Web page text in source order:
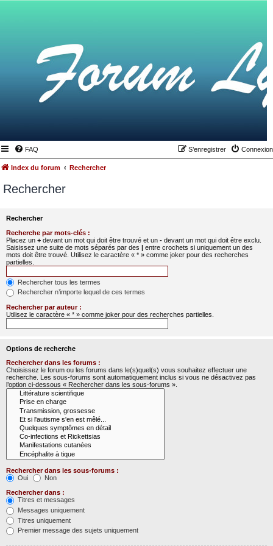
FAQ Connexion
S’enregistrer
Index du forum Rechercher
Rechercher
Rechercher
Recherche par mots-clés :
Placez un + devant un mot qui doit être trouvé et un - devant un mot qui doit être exclu.
Saisissez une suite de mots séparés par des | entre crochets si uniquement un des
mots doit être trouvé. Utilisez le caractère « * » comme joker pour des recherches
partielles.
Rechercher tous les termes
Rechercher n’importe lequel de ces termes
Rechercher par auteur :
Utilisez le caractère « * » comme joker pour des recherches partielles.
Options de recherche
Rechercher dans les forums :
Choisissez le forum ou les forums dans le(s)quel(s) vous souhaitez effectuer une
recherche. Les sous-forums sont automatiquement inclus si vous ne désactivez pas
l’option ci-dessous « Rechercher dans les sous-forums ».
Rechercher dans les sous-forums :
Oui
Non
Rechercher dans :
Titres et messages
Messages uniquement
Titres uniquement
Premier message des sujets uniquement